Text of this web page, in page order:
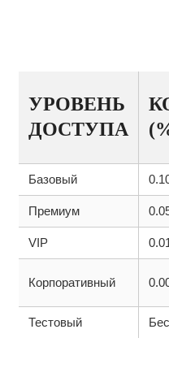
УРОВЕНЬ
ДОСТУПА
Базовый
Премиум
VIP
Корпоративный
Тестовый